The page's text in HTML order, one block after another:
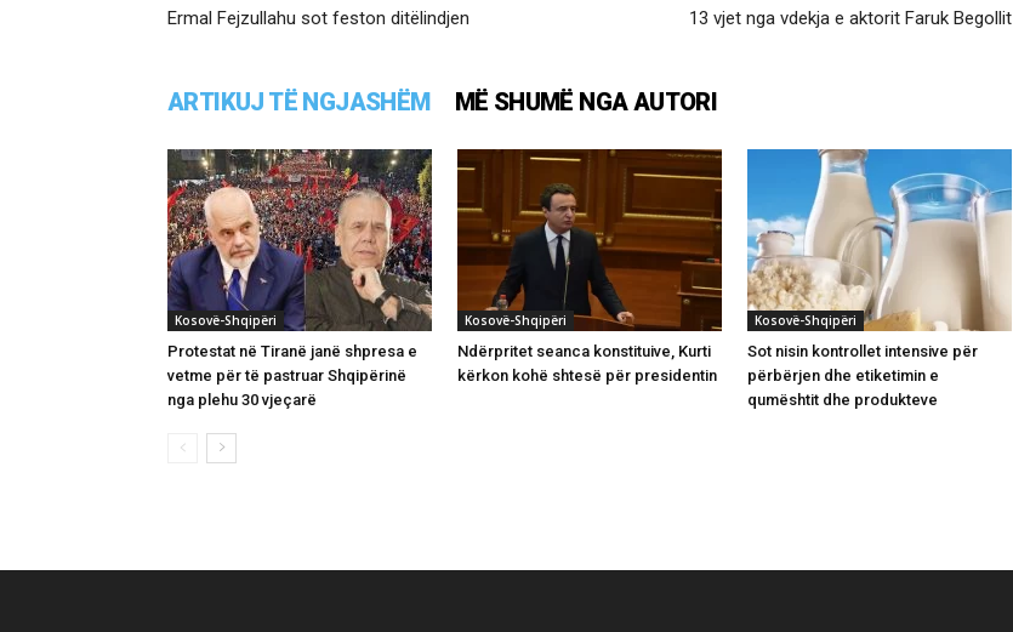
Ermal Fejzullahu sot feston ditëlindjen ​13 vjet nga vdekja e aktorit Faruk Begollit
ARTIKUJ TË NGJASHËM MË SHUMË NGA AUTORI
Kosovë-Shqipëri
Protestat në Tiranë janë shpresa e
vetme për të pastruar Shqipërinë
nga plehu 30 vjeçarë
Kosovë-Shqipëri
Ndërpritet seanca konstituive, Kurti
kërkon kohë shtesë për presidentin
Kosovë-Shqipëri
Sot nisin kontrollet intensive për
përbërjen dhe etiketimin e
qumështit dhe produkteve